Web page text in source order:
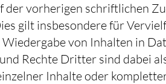
der vorherigen schriftlichen
gilt insbesondere für
von Inhalten in
Rechte Dritter sind dabei
Inhalte oder